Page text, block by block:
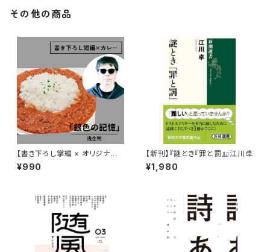
その他の商品
【書き下ろし掌編 × オリジナル
レトルトカレー】浅生鴨『華麗に
文学をすくう？「銀色の記憶」』
¥990
【新刊】『謎とき『罪と罰』』江川卓
¥1,980